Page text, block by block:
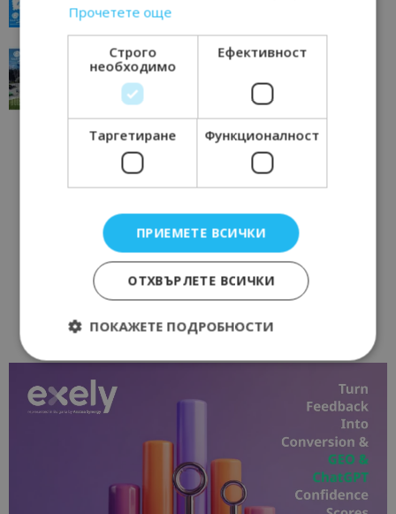
Пловдив 23/06/2026 10:00
“Пощенска картичка от…”: Перник – град на
традициите, културата и вдъхновяващите...
Перник
Прочетете още
Строго
необходимо
Ефективност
Таргетиране Функционалност
ПРИЕМЕТЕ ВСИЧКИ
ОТХВЪРЛЕТЕ ВСИЧКИ
ПОКАЖЕТЕ ПОДРОБНОСТИ
Строго необходимо
основната функционалност на уебсайта, като
потребителско влизане и управление на
акаунта. Уебсайтът не може да се използва
правилно без строго необходими бисквитки.